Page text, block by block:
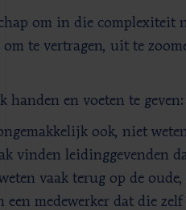
om in die complexiteit
te vertragen, uit te
en voeten te geven:
ook, niet
vinden leidinggevenden
vaak terug op de
een medewerker dat die